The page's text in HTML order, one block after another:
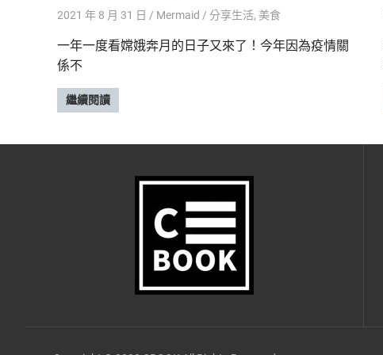
2021 年 8 月 31 日 Mermaid 分享生活, 美食
一年一度看嫦娥奔月的日子又來了！今年因為疫情關
係不
繼續閱讀